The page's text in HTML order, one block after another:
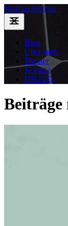
Mathias Wellner
Blog
Über mich
Theater
Kontakt
DSGVO
Beiträge